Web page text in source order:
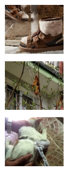
28
seconds